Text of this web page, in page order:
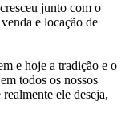
junto com o
e locação de
e hoje a tradição e o
todos os nossos
ele deseja,